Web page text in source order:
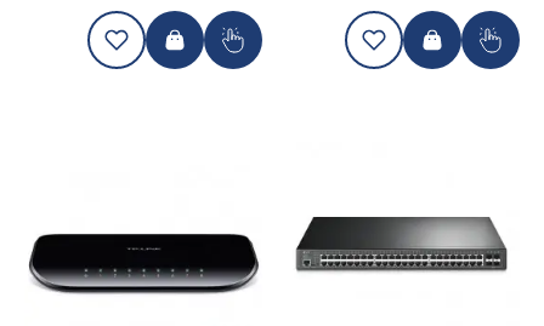
va 2 SFP+ porti bilan